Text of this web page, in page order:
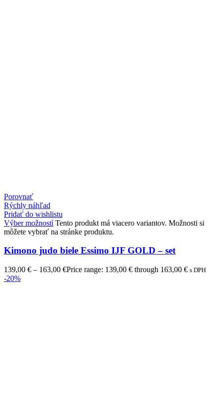
Porovnať
Rýchly náhľad
Pridať do wishlistu
Výber možnostíTento produkt má viacero variantov. Možnosti si
môžete vybrať na stránke produktu.
Kimono judo biele Essimo IJF GOLD – set
139,00 € – 163,00 €Price range: 139,00 € through 163,00 € s DPH
-20%